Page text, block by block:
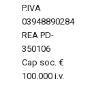
P.IVA
03948890284
REA PD-
350106
Cap soc. €
100.000 i.v.